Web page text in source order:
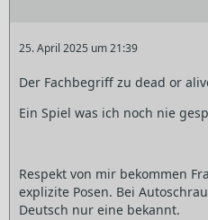
25. April 2025 um 21:39
Der Fachbegriff zu dead or
Ein Spiel was ich noch nie
Respekt von mir bekommen
explizite Posen. Bei
Deutsch nur eine bekannt.